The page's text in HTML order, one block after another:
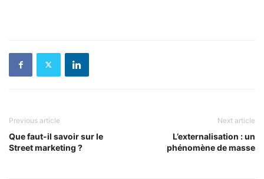
Previous article
Que faut-il savoir sur le
Street marketing ?
Next article
L’externalisation : un
phénomène de masse